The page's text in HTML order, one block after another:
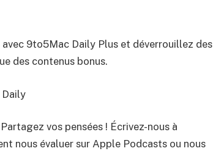
9to5Mac Daily Plus et déverrouillez des
des contenus bonus.
Daily
vos pensées ! Écrivez-nous à
nous évaluer sur Apple Podcasts ou nous